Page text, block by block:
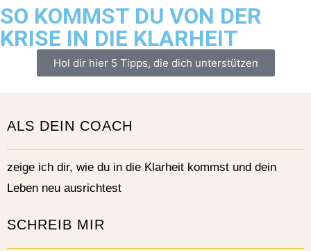
SO KOMMST DU VON DER
KRISE IN DIE KLARHEIT
Hol dir hier 5 Tipps, die dich unterstützen
ALS DEIN COACH
zeige ich dir, wie du in die Klarheit kommst und dein
Leben neu ausrichtest
SCHREIB MIR